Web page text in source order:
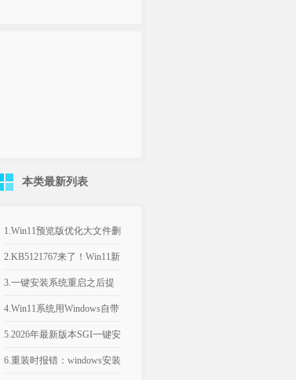
本类最新列表
1.Win11预览版优化大文件删
除流程，告别“正在计算”弹
窗
2.KB5121767来了！Win11新
补丁修复部分戴尔电脑意外
关机、发热异常
3.一键安装系统重启之后提
示系统文件已丢失
4.Win11系统用Windows自带
的程序打印图片颜色不对
5.2026年最新版本SGI一键安
装系统方法
6.重装时报错：windows安装